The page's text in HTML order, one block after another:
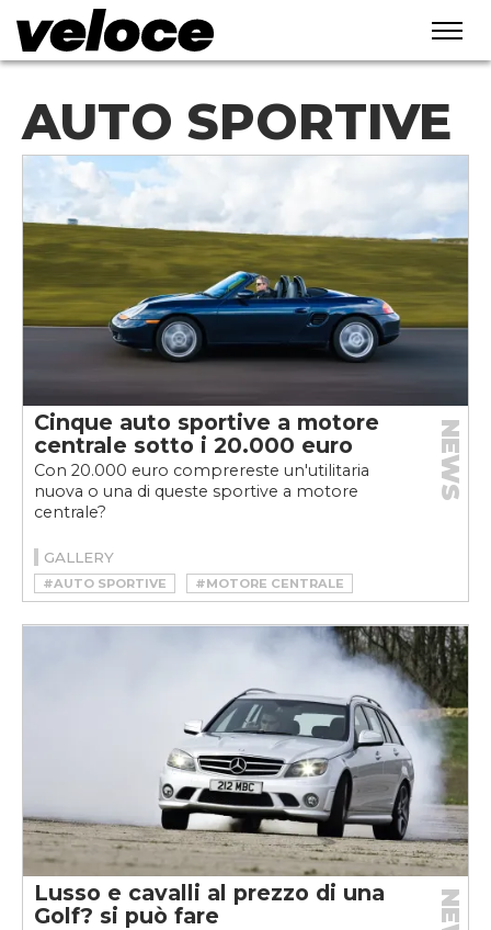
AUTO SPORTIVE
Cinque auto sportive a motore
centrale sotto i 20.000 euro
Con 20.000 euro comprereste un'utilitaria
nuova o una di queste sportive a motore
centrale?
NEWS
GALLERY
#AUTO SPORTIVE #MOTORE CENTRALE
Lusso e cavalli al prezzo di una
Golf? si può fare